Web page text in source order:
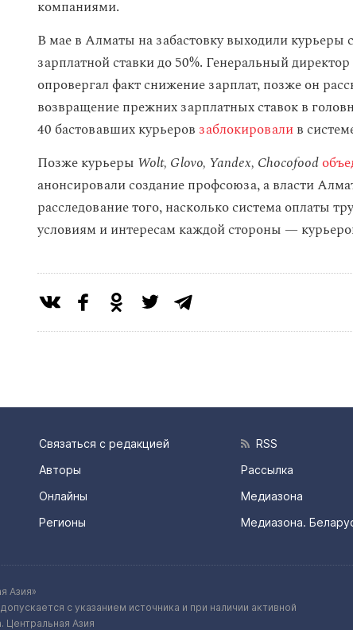
компаниями.
В мае в Алматы на забастовку выходили курьеры
зарплатной ставки до 50%. Генеральный
опровергал факт снижение зарплат, позже он
возвращение прежних зарплатных ставок в
40 бастовавших курьеров заблокировалив
Позже курьеры Wolt, Glovo, Yandex, Chocofood
анонсировали создание профсоюза, а власти
расследование того, насколько система оплаты
условиям и интересам каждой стороны —
Связаться с редакцией
Авторы
Онлайны
Регионы
RSS
Рассылка
Медиазона
Медиазона.
Азия»
с указанием источника и при наличии активной
Центральная Азия